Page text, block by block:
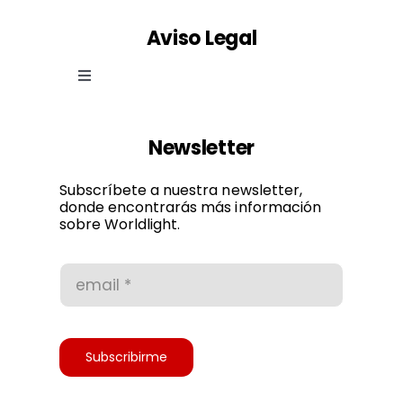
Aviso Legal
Toggle
Política de privacidad
Accesibilidad
Newsletter
Subscríbete a nuestra newsletter,
donde encontrarás más información
sobre Worldlight.
Subscribirme